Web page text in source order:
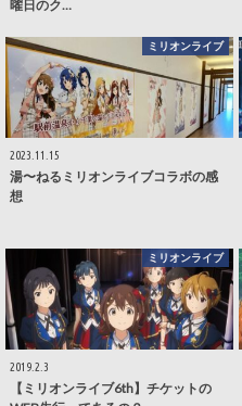
曜日のク…
ミリオンライブ
2023.11.15
湯〜ねるミリオンライブコラボの感
想
ミリオンライブ
2019.2.3
【ミリオンライブ6th】チケットの